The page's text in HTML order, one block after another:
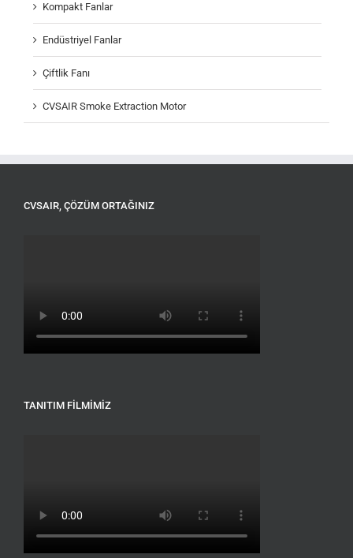
Kompakt Fanlar
Endüstriyel Fanlar
Çiftlik Fanı
CVSAIR Smoke Extraction Motor
CVSAIR, ÇÖZÜM ORTAĞINIZ
TANITIM FILMIMIZ